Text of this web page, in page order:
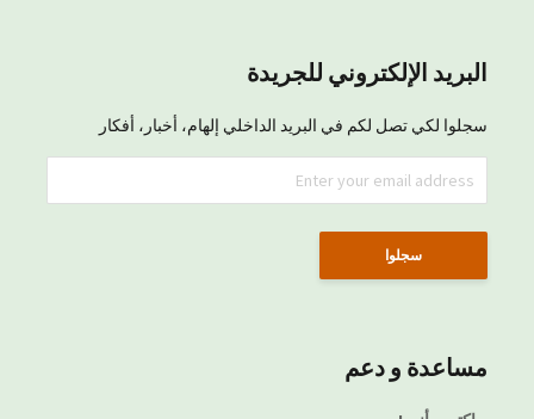
البريد الإلكتروني للجريدة
سجلوا لكي تصل لكم في البريد الداخلي إلهام، أخبار، أفكار
مساعدة و دعم